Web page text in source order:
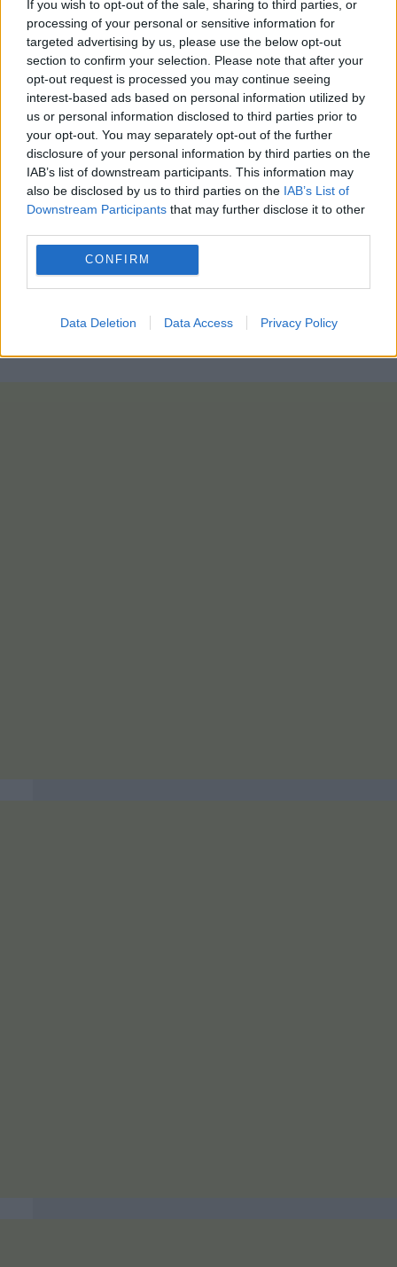
If you wish to opt-out of the sale, sharing to third parties, or
processing of your personal or sensitive information for
targeted advertising by us, please use the below opt-out
section to confirm your selection. Please note that after your
opt-out request is processed you may continue seeing
interest-based ads based on personal information utilized by
us or personal information disclosed to third parties prior to
your opt-out. You may separately opt-out of the further
disclosure of your personal information by third parties on the
IAB’s list of downstream participants. This information may
also be disclosed by us to third parties on the IAB’s List of
Downstream Participants that may further disclose it to other
CONFIRM
Data Deletion Data Access Privacy Policy
ένα email στον διευθυντή σας, όταν ένα chatbot
μπορεί να το κάνει;
Το θέμα όμως είναι πως αν κάποιος ρωτάει
πάντα την ΑΙ πώς να αντιδρά στο αφεντικό του,
δεν μαθαίνει στην πραγματικότητα πώς να
αλληλεπιδρά με το αφεντικό του, ούτε μπορεί να
χτίσει μια σχέση με το αφεντικό του.
Εργαζόμενοι στον τομέα πιστεύουν, πως η λύση
είναι απλώς να διδαχθούν οι άνθρωποι πως να
χρησιμοποιούν καλύτερα την τεχνολογία, κάτι που
είναι πιο εύκολο να το λες παρά να το κάνεις,
καθώς μέρος του προβλήματος είναι το πόσο